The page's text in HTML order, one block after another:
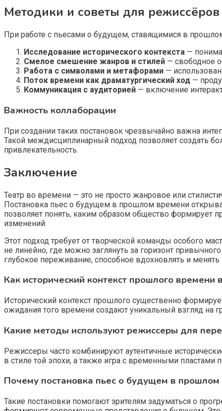
Методики и советы для
При работе с пьесами о будущем, ставящимися в
Исследование исторического контекста —
Смелое смешение жанров и стилей — свободное
Работа с символами и метафорами —
Поток времени как драматургический ход —
Коммуникация с аудиторией — включение
Важность коллаборации
При создании таких постановок чрезвычайно важна
Такой междисциплинарный подход позволяет создать
привлекательность.
Заключение
Театр во времени — это не просто жанровое или
Постановка пьес о будущем в прошлом времени
позволяет понять, каким образом общество формирует
изменений.
Этот подход требует от творческой команды особого
не линейно, где можно заглянуть за горизонт
глубокое переживание, способное вдохновлять и менять
Как исторический контекст прошлого
Исторический контекст прошлого существенно
ожидания того времени создают уникальный взгляд на
Какие методы используют режиссеры для
Режиссеры часто комбинируют аутентичные
в стиле той эпохи, а также игра с временными
Почему постановка пьес о будущем в
Такие постановки помогают зрителям задуматься о